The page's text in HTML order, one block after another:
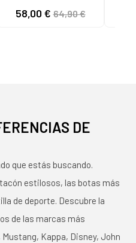
BRONCE
58,00 €64,90 €
DE
que estás buscando.
estilosos, las botas más
de deporte. Descubre la
de las marcas más
Kappa, Disney, John